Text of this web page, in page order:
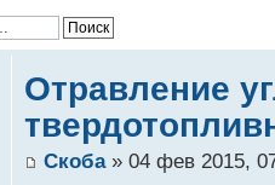
Отравление
Скоба» 04 фев 2015,